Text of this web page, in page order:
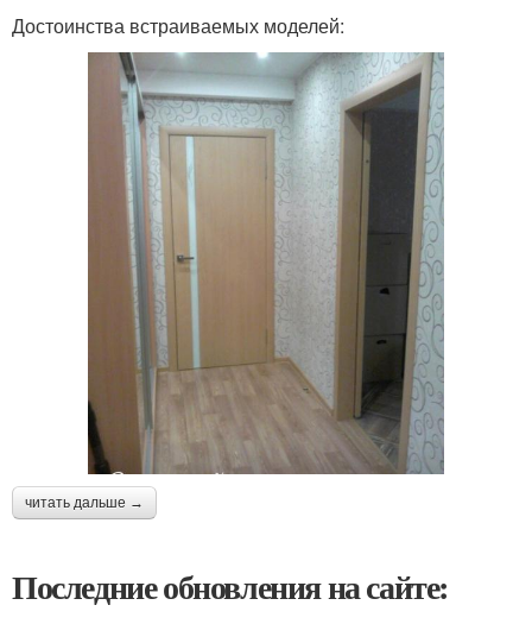
Достоинства встраиваемых моделей:
читать дальше →
Последние обновления на сайте: